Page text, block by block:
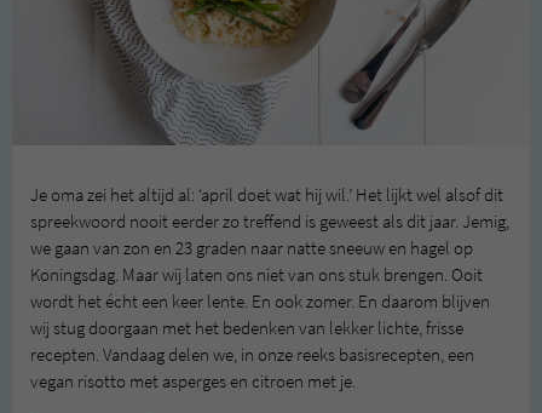
Je oma zei het altijd al: ‘april doet wat hij wil.’ Het lijkt wel alsof dit
spreekwoord nooit eerder zo treffend is geweest als dit jaar. Jemig,
we gaan van zon en 23 graden naar natte sneeuw en hagel op
Koningsdag. Maar wij laten ons niet van ons stuk brengen. Ooit
wordt het écht een keer lente. En ook zomer. En daarom blijven
wij stug doorgaan met het bedenken van lekker lichte, frisse
recepten. Vandaag delen we, in onze reeks basisrecepten, een
vegan risotto met asperges en citroen met je.